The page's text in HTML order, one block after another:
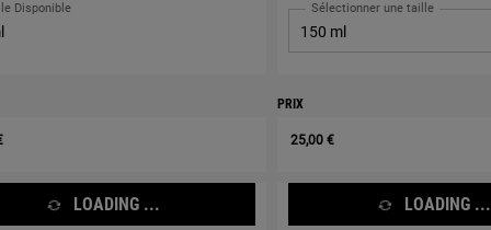
Disponible Sélectionner une taille
PRIX
25,00 €
LOADING ... LOADING ...